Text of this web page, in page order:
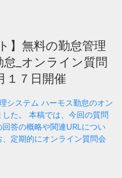
】無料の勤怠管理
_オンライン質問
１７日開催
システム ハーモス勤怠のオン
た。 本稿では、今回の質問
答の概略や関連URLについ
定期的にオンライン質問会